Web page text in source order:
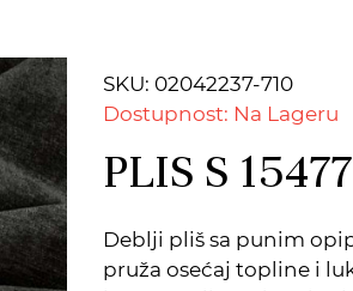
SKU: 02042237-710
Dostupnost: Na Lageru
PLIS S
Deblji pliš sa punim
pruža osećaj topline i